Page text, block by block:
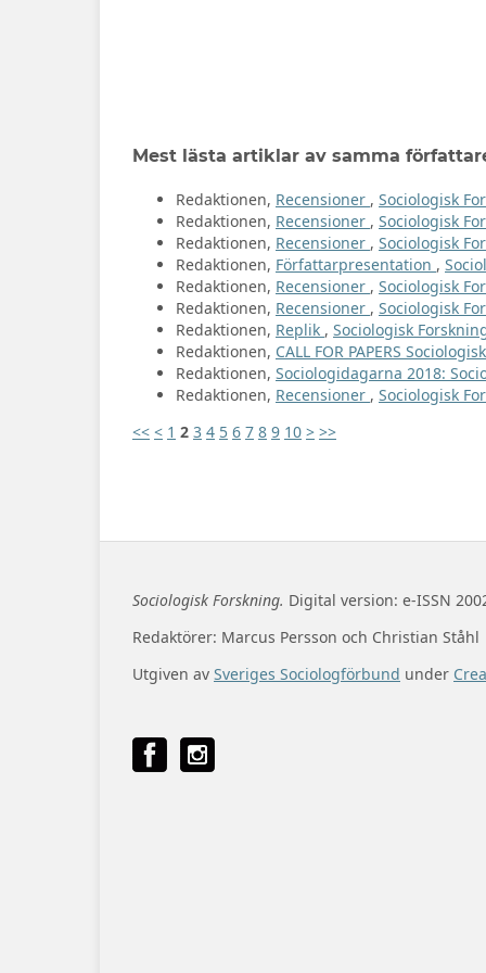
Mest lästa artiklar av samma
Redaktionen, Recensioner , Sociologisk
Redaktionen, Recensioner , Sociologisk
Redaktionen, Recensioner , Sociologisk
Redaktionen, Författarpresentation ,
Redaktionen, Recensioner , Sociologisk
Redaktionen, Recensioner , Sociologisk
Redaktionen, Replik , Sociologisk
Redaktionen, CALL FOR PAPERS
Redaktionen, Sociologidagarna 2018:
Redaktionen, Recensioner , Sociologisk
<< < 1 2 3 4 5 6 7 8 9 10 > >>
Sociologisk Forskning. Digital version: e-ISSN
Redaktörer: Marcus Persson och Christian Ståhl
Utgiven av Sveriges Sociologförbund under